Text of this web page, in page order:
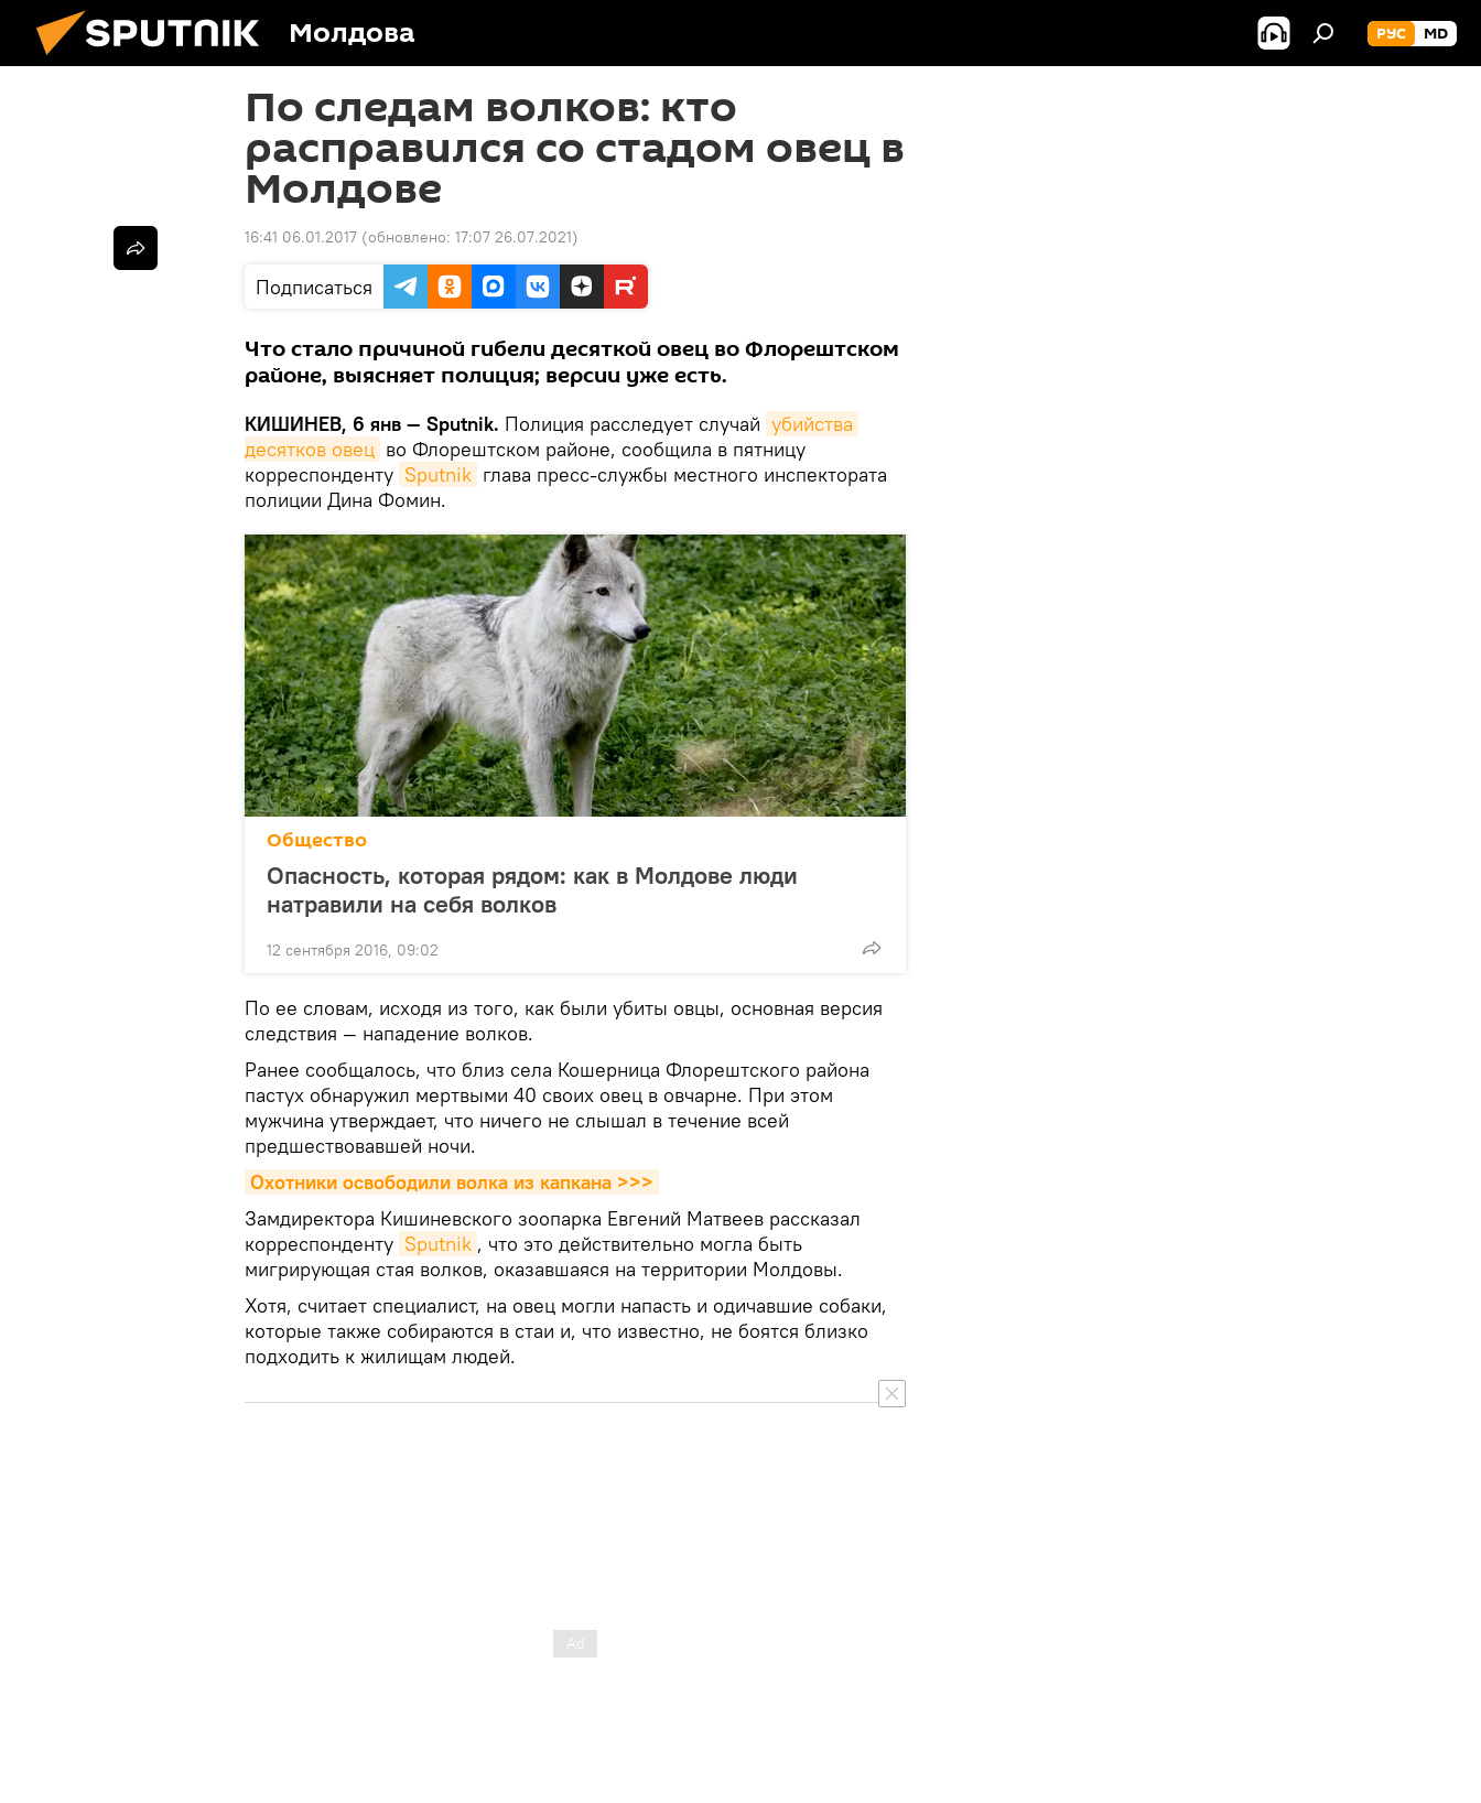
Молдова РУС MD
По следам волков: кто
расправился со стадом овец в
Молдове
16:41 06.01.2017 (обновлено: 17:07 26.07.2021)
Подписаться
Что стало причиной гибели десяткой овец во Флорештском
районе, выясняет полиция; версии уже есть.
КИШИНЕВ, 6 янв — Sputnik. Полиция расследует случай убийства
десятков овец во Флорештском районе, сообщила в пятницу
корреспонденту Sputnik глава пресс-службы местного инспектората
полиции Дина Фомин.
Общество
Опасность, которая рядом: как в Молдове люди
натравили на себя волков
12 сентября 2016, 09:02
По ее словам, исходя из того, как были убиты овцы, основная версия
следствия — нападение волков.
Ранее сообщалось, что близ села Кошерница Флорештского района
пастух обнаружил мертвыми 40 своих овец в овчарне. При этом
мужчина утверждает, что ничего не слышал в течение всей
предшествовавшей ночи.
Охотники освободили волка из капкана >>>
Замдиректора Кишиневского зоопарка Евгений Матвеев рассказал
корреспонденту Sputnik , что это действительно могла быть
мигрирующая стая волков, оказавшаяся на территории Молдовы.
Хотя, считает специалист, на овец могли напасть и одичавшие собаки,
которые также собираются в стаи и, что известно, не боятся близко
подходить к жилищам людей.